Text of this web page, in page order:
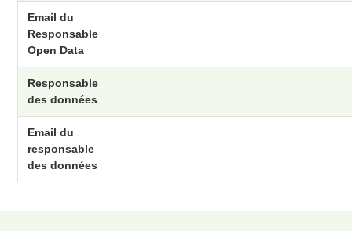
Email du
Responsable
Open Data
Responsable
des données
Email du
responsable
des données